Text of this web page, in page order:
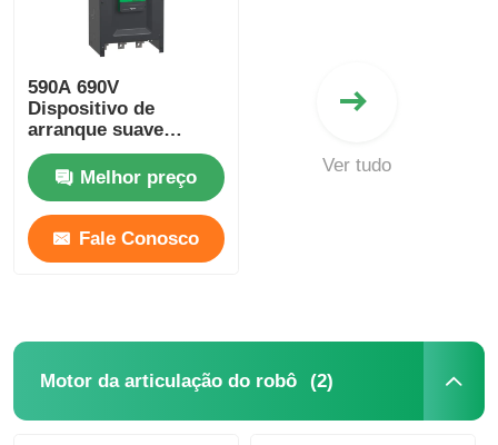
590A 690V
Dispositivo de
arranque suave
Schneider Ats480c59y
Electric Soft Starter
para Industrial
Melhor preço
Fale Conosco
Ver tudo
Motor da articulação do robô (2)